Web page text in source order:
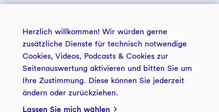
landwirtschaft@gls-treuhand.de
Zur Kontaktseite
Zukunftsstiftung Landwirtschaft
GLS Treuhand e.V.
Impressum
zentrale Datenschutzerklärung
der GLS Treuhand e.V.
Herzlich willkommen! Wir würden gerne
zusätzliche Dienste für technisch notwendige
Cookies, Videos, Podcasts & Cookies zur
Seitenauswertung aktivieren und bitten Sie um
Ihre Zustimmung. Diese können Sie jederzeit
ändern oder zurückziehen.
Lassen Sie mich wählen